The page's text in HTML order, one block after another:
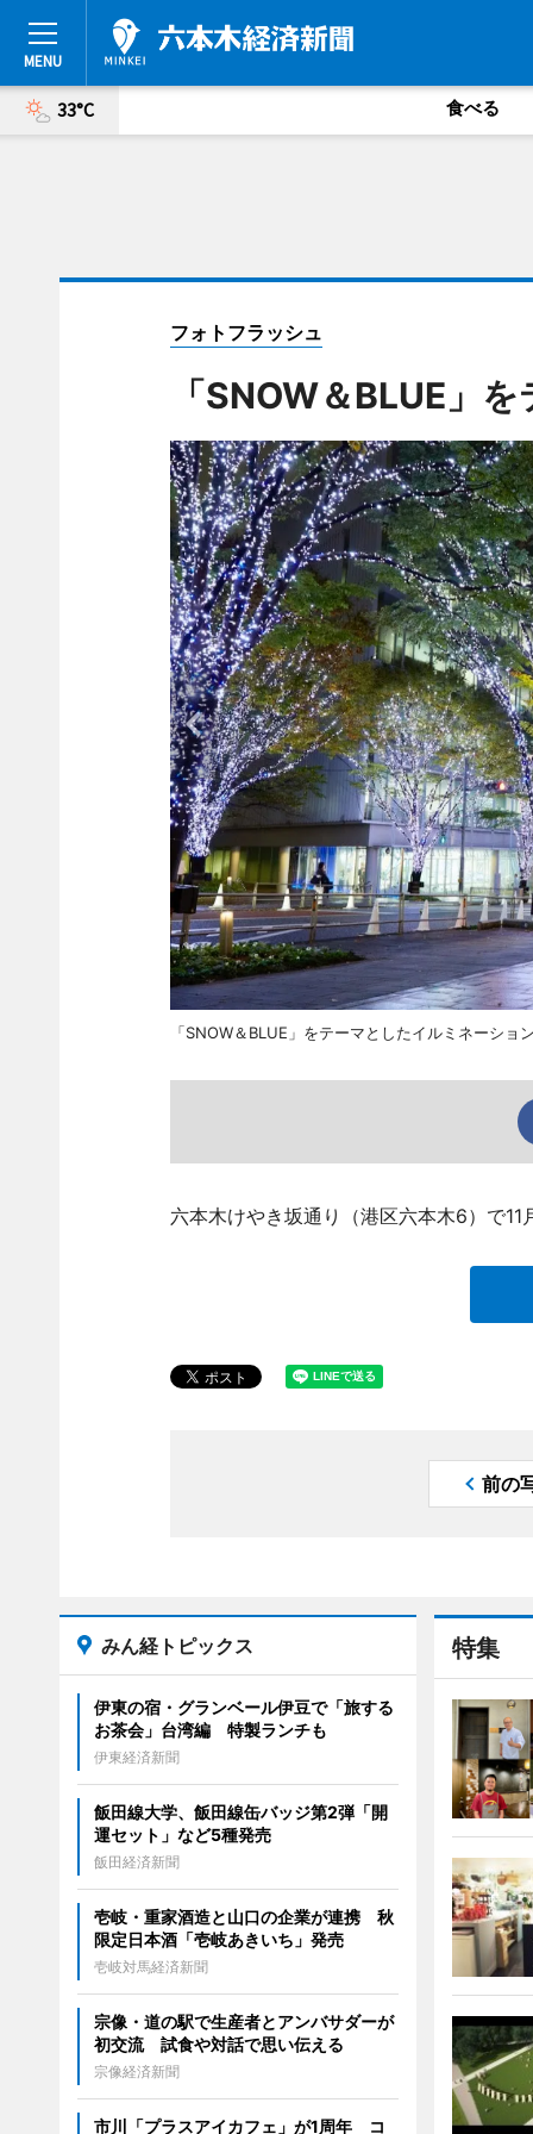
33°C 食べる
フォトフラッシュ
「SNOW＆BLUE」
「SNOW＆BLUE」をテーマとしたイルミネーショ
六本木けやき坂通り（港区六本木6）で
前の
特集
みん経トピックス
伊東の宿・グランベール伊豆で「旅する
お茶会」台湾編 特製ランチも
伊東経済新聞
飯田線大学、飯田線缶バッジ第2弾「開
運セット」など5種発売
飯田経済新聞
壱岐・重家酒造と山口の企業が連携 秋
限定日本酒「壱岐あきいち」発売
壱岐対馬経済新聞
宗像・道の駅で生産者とアンバサダーが
初交流 試食や対話で思い伝える
宗像経済新聞
市川「プラスアイカフェ」が1周年 コ